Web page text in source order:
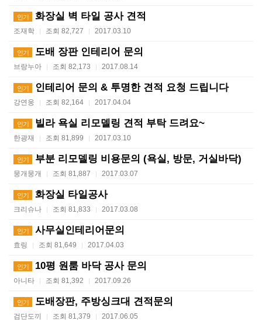
인기 화장실 벽 타일 공사 견적
조재학 | 조회 82,727 | 2017.03.10
인기 도배 장판 인테리어 문의
브랑누아 | 조회 82,173 | 2017.08.14
인기 인테리어 문의 & 투명한 견적 요청 드립니다
강연웅 | 조회 82,164 | 2017.04.04
인기 빌라 욕실 리모델링 견적 부탁 드려요~
한광재 | 조회 81,899 | 2017.03.10
인기 부분 리모델링 비용문의 (욕실, 방문, 거실바닥)
뭉개뭉개 | 조회 81,887 | 2017.03.07
인기 화장실 타일공사
크리슈나 | 조회 81,833 | 2017.03.08
인기 사무실인테리어문의
효링 | 조회 81,649 | 2017.04.03
인기 10평 원룸 바닥 공사 문의
아니타 | 조회 81,392 | 2017.09.26
인기 도배장판, 주방싱크대 견적문의
검단도끼 | 조회 81,379 | 2017.06.05